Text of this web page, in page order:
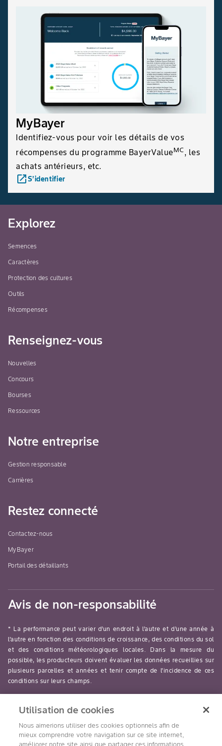
MyBayer
Identifiez-vous pour voir les détails de vos
récompenses du programme BayerValueMC, les
achats antérieurs, etc.
launchS’identifier
Explorez
Semences
Caractères
Protection des cultures
Outils
Récompenses
Renseignez-vous
Nouvelles
Concours
Bourses
Ressources
Notre entreprise
Gestion responsable
Carrières
Restez connecté
Contactez-nous
MyBayer
Portail des détaillants
Avis de non-responsabilité
* La performance peut varier d’un endroit à l’autre et d’une année à
l’autre en fonction des conditions de croissance, des conditions du sol
et des conditions météorologiques locales. Dans la mesure du
possible, les producteurs doivent évaluer les données recueillies sur
plusieurs parcelles et années et tenir compte de l’incidence de ces
conditions sur leurs champs.
Utilisation de cookies
Nous aimerions utiliser des cookies optionnels afin de
mieux comprendre votre navigation sur ce site internet,
améliorer notre site ainsi que partager ces informations